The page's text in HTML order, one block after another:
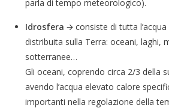
parla di tempo meteorologico).
Idrosfera 🡪 consiste di tutta
distribuita sulla Terra: oceani, laghi,
sotterranee…
Gli oceani, coprendo circa 2/3 della
avendo l’acqua elevato calore
importanti nella regolazione della